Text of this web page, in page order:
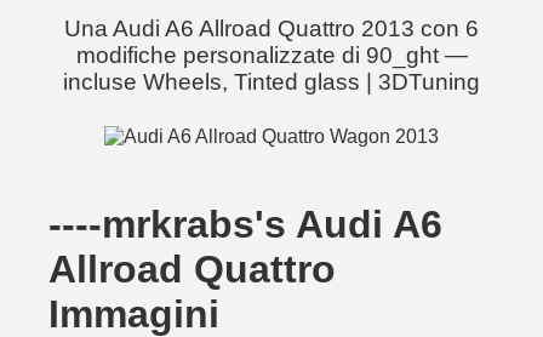
Una Audi A6 Allroad Quattro 2013 con 6
modifiche personalizzate di 90_ght —
incluse Wheels, Tinted glass | 3DTuning
----mrkrabs's Audi A6
Allroad Quattro
Immagini